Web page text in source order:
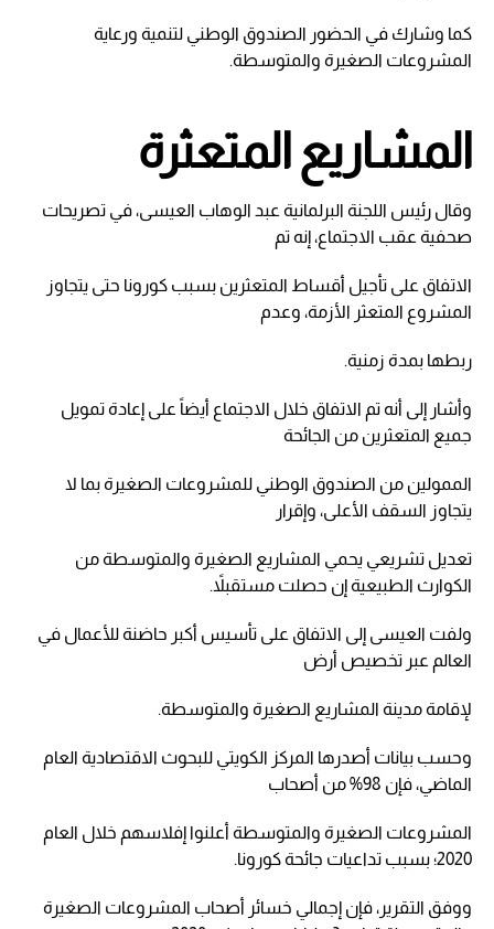
كما وشارك في الحضور الصندوق الوطني لتنمية ورعاية
المشروعات الصغيرة والمتوسطة.
المشاريع المتعثرة
وقال رئيس اللجنة البرلمانية عبد الوهاب العيسى، في تصريحات
صحفية عقب الاجتماع، إنه تم
الاتفاق على تأجيل أقساط المتعثرين بسبب كورونا حتى يتجاوز
المشروع المتعثر الأزمة، وعدم
ربطها بمدة زمنية.
وأشار إلى أنه تم الاتفاق خلال الاجتماع أيضاً على إعادة تمويل
جميع المتعثرين من الجائحة
الممولين من الصندوق الوطني للمشروعات الصغيرة بما لا
يتجاوز السقف الأعلى، وإقرار
تعديل تشريعي يحمي المشاريع الصغيرة والمتوسطة من
الكوارث الطبيعية إن حصلت مستقبلاً.
ولفت العيسى إلى الاتفاق على تأسيس أكبر حاضنة للأعمال في
العالم عبر تخصيص أرض
لإقامة مدينة المشاريع الصغيرة والمتوسطة.
وحسب بيانات أصدرها المركز الكويتي للبحوث الاقتصادية العام
الماضي، فإن 98% من أصحاب
المشروعات الصغيرة والمتوسطة أعلنوا إفلاسهم خلال العام
2020؛ بسبب تداعيات جائحة كورونا.
ووفق التقرير، فإن إجمالي خسائر أصحاب المشروعات الصغيرة